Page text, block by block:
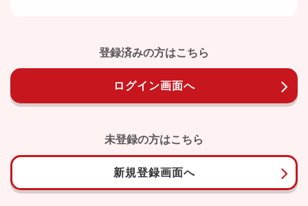
登録済みの方はこちら
ログイン画面へ
未登録の方はこちら
新規登録画面へ